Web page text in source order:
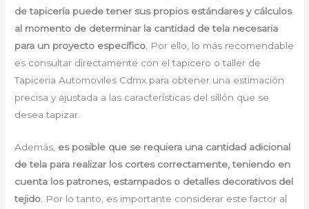
de tapicería puede tener sus propios estándares y cálculos
al momento de determinar la cantidad de tela necesaria
para un proyecto específico. Por ello, lo más recomendable
es consultar directamente con el tapicero o taller de
Tapiceria Automoviles Cdmx para obtener una estimación
precisa y ajustada a las características del sillón que se
desea tapizar.
Además, es posible que se requiera una cantidad adicional
de tela para realizar los cortes correctamente, teniendo en
cuenta los patrones, estampados o detalles decorativos del
tejido. Por lo tanto, es importante considerar este factor al